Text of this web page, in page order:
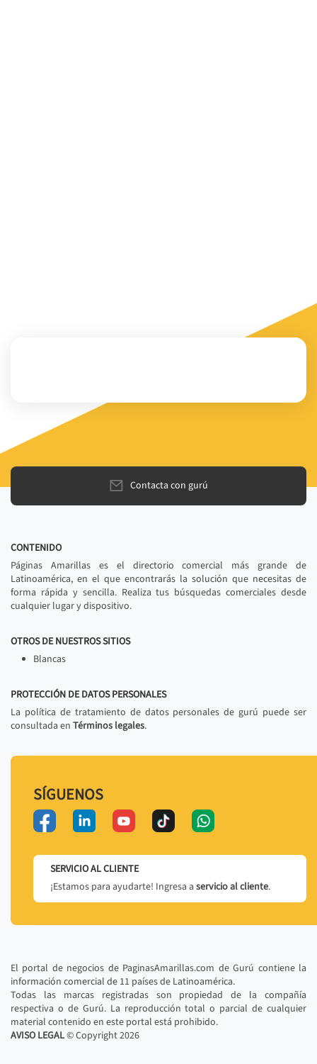
Contacta con gurú
CONTENIDO
Páginas Amarillas es el directorio comercial más grande de
Latinoamérica, en el que encontrarás la solución que necesitas de
forma rápida y sencilla. Realiza tus búsquedas comerciales desde
cualquier lugar y dispositivo.
OTROS DE NUESTROS SITIOS
Blancas
PROTECCIÓN DE DATOS PERSONALES
La política de tratamiento de datos personales de gurú puede ser
consultada en Términos legales.
SÍGUENOS
SERVICIO AL CLIENTE
¡Estamos para ayudarte! Ingresa a servicio al cliente.
El portal de negocios de PaginasAmarillas.com de Gurú contiene la
información comercial de 11 países de Latinoamérica.
Todas las marcas registradas son propiedad de la compañía
respectiva o de Gurú. La reproducción total o parcial de cualquier
material contenido en este portal está prohibido.
AVISO LEGAL© Copyright2026